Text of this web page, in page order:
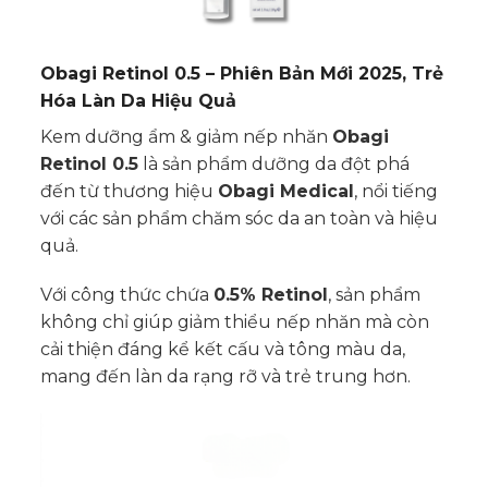
Obagi Retinol 0.5 – Phiên Bản Mới 2025, Trẻ
Hóa Làn Da Hiệu Quả
Kem dưỡng ẩm & giảm nếp nhăn Obagi
Retinol 0.5là sản phẩm dưỡng da đột phá
đến từ thương hiệu Obagi Medical, nổi tiếng
với các sản phẩm chăm sóc da an toàn và hiệu
quả.
Với công thức chứa 0.5% Retinol , sản phẩm
không chỉ giúp giảm thiểu nếp nhăn mà còn
cải thiện đáng kể kết cấu và tông màu da,
mang đến làn da rạng rỡ và trẻ trung hơn.